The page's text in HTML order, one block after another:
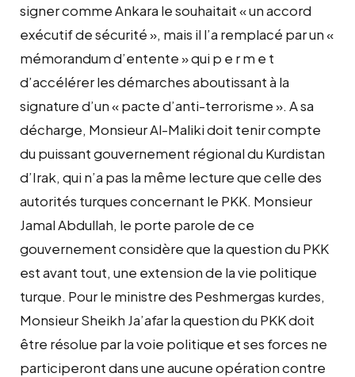
signer comme Ankara le souhaitait « un accord
exécutif de sécurité », mais il l’a remplacé par un «
mémorandum d’entente » qui p e r m e t
d’accélérer les démarches aboutissant à la
signature d’un « pacte d’anti-terrorisme ». A sa
décharge, Monsieur Al-Maliki doit tenir compte
du puissant gouvernement régional du Kurdistan
d’Irak, qui n’a pas la même lecture que celle des
autorités turques concernant le PKK. Monsieur
Jamal Abdullah, le porte parole de ce
gouvernement considère que la question du PKK
est avant tout, une extension de la vie politique
turque. Pour le ministre des Peshmergas kurdes,
Monsieur Sheikh Ja’afar la question du PKK doit
être résolue par la voie politique et ses forces ne
participeront dans une aucune opération contre